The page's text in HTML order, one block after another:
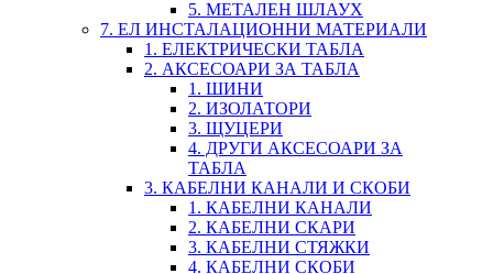
5. МЕТАЛЕН ШЛАУХ
7. ЕЛ ИНСТАЛАЦИОННИ МАТЕРИАЛИ
1. ЕЛЕКТРИЧЕСКИ ТАБЛА
2. АКСЕСОАРИ ЗА ТАБЛА
1. ШИНИ
2. ИЗОЛАТОРИ
3. ЩУЦЕРИ
4. ДРУГИ АКСЕСОАРИ ЗА
ТАБЛА
3. КАБЕЛНИ КАНАЛИ И СКОБИ
1. КАБЕЛНИ КАНАЛИ
2. КАБЕЛНИ СКАРИ
3. КАБЕЛНИ СТЯЖКИ
4. КАБЕЛНИ СКОБИ